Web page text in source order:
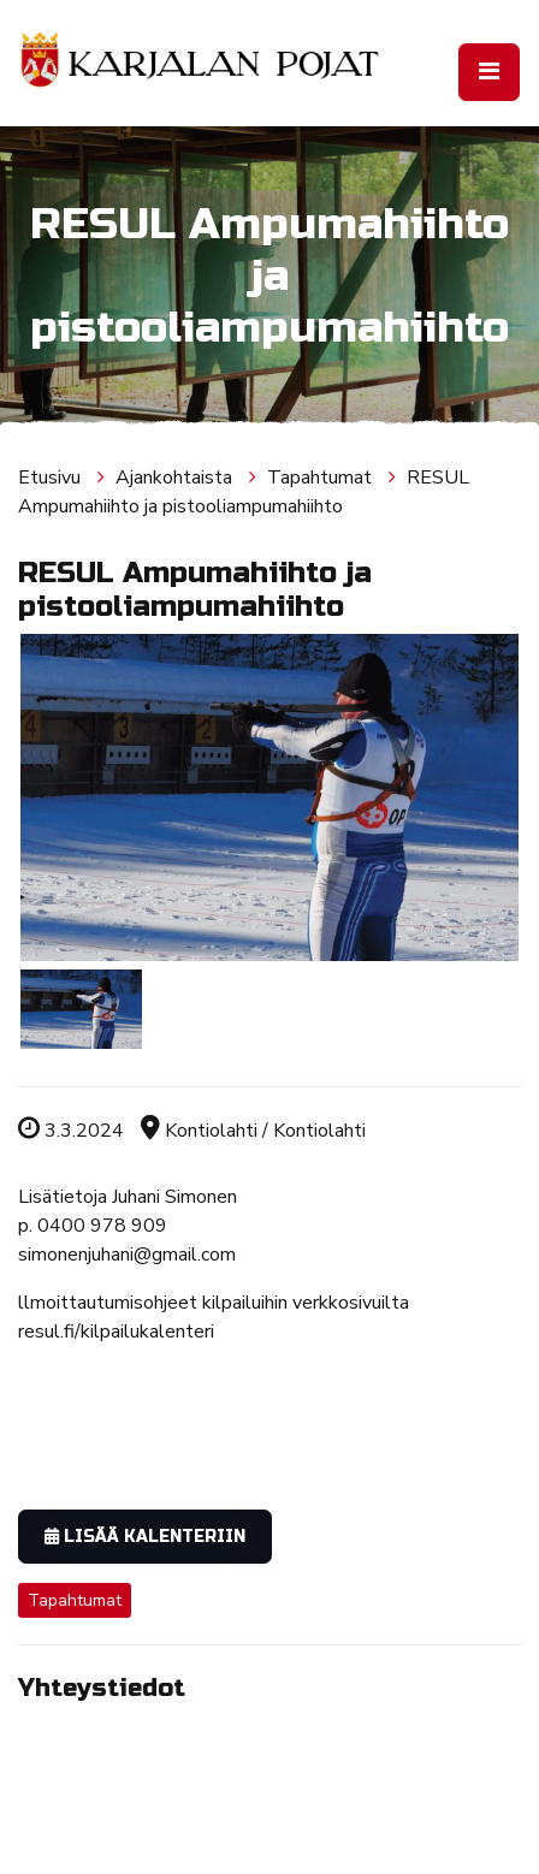
RESUL Ampumahiihto
ja
pistooliampumahiihto
Etusivu Ajankohtaista Tapahtumat
RESUL
Ampumahiihto ja pistooliampumahiihto
RESUL Ampumahiihto ja
pistooliampumahiihto
Tapahtuman ajankohta
3.3.2024 Tapahtuman sijainti
Kontiolahti / Kontiolahti
Lisätietoja Juhani Simonen
p. 0400 978 909
simonenjuhani@gmail.com
llmoittautumisohjeet kilpailuihin verkkosivuilta
resul.fi/kilpailukalenteri
LISÄÄ KALENTERIIN
Tapahtumat
Yhteystiedot